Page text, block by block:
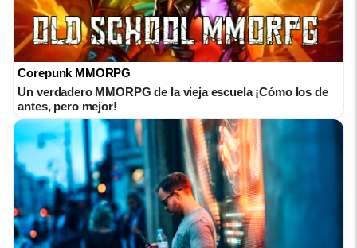
Corepunk MMORPG
Un verdadero MMORPG de la vieja escuela ¡Cómo los de
antes, pero mejor!